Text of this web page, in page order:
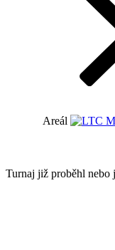
Areál
Turnaj již proběhl nebo